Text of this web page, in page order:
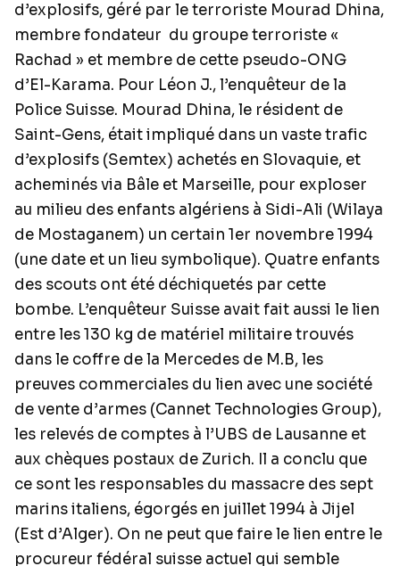
d’explosifs, géré par le terroriste Mourad Dhina,
membre fondateur du groupe terroriste «
Rachad » et membre de cette pseudo-ONG
d’El-Karama. Pour Léon J., l’enquêteur de la
Police Suisse. Mourad Dhina, le résident de
Saint-Gens, était impliqué dans un vaste trafic
d’explosifs (Semtex) achetés en Slovaquie, et
acheminés via Bâle et Marseille, pour exploser
au milieu des enfants algériens à Sidi-Ali (Wilaya
de Mostaganem) un certain 1er novembre 1994
(une date et un lieu symbolique). Quatre enfants
des scouts ont été déchiquetés par cette
bombe. L’enquêteur Suisse avait fait aussi le lien
entre les 130 kg de matériel militaire trouvés
dans le coffre de la Mercedes de M.B, les
preuves commerciales du lien avec une société
de vente d’armes (Cannet Technologies Group),
les relevés de comptes à l’UBS de Lausanne et
aux chèques postaux de Zurich. Il a conclu que
ce sont les responsables du massacre des sept
marins italiens, égorgés en juillet 1994 à Jijel
(Est d’Alger). On ne peut que faire le lien entre le
procureur fédéral suisse actuel qui semble